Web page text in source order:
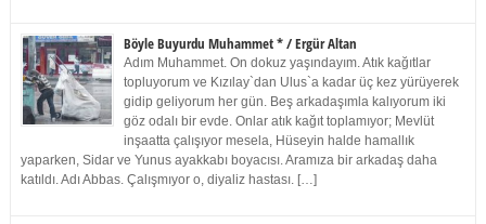
Böyle Buyurdu Muhammet * / Ergür Altan
Adım Muhammet. On dokuz yaşındayım. Atık kağıtlar
topluyorum ve Kızılay`dan Ulus`a kadar üç kez yürüyerek
gidip geliyorum her gün. Beş arkadaşımla kalıyorum iki
göz odalı bir evde. Onlar atık kağıt toplamıyor; Mevlüt
inşaatta çalışıyor mesela, Hüseyin halde hamallık
yaparken, Sidar ve Yunus ayakkabı boyacısı. Aramıza bir arkadaş daha
katıldı. Adı Abbas. Çalışmıyor o, diyaliz hastası. […]